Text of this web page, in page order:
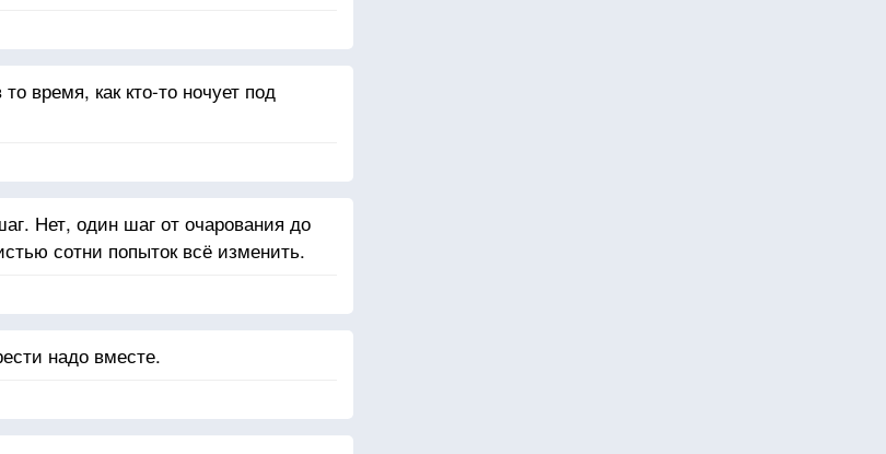
время, как кто-то ночует под
Нет, один шаг от очарования до
сотни попыток всё изменить.
надо вместе.